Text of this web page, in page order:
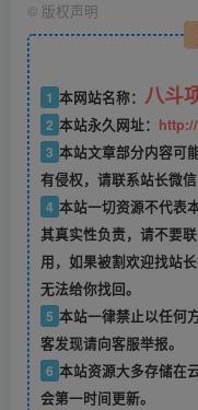
© 版权声明
1 本网站名称： 八斗
2 本站永久网址：
3 本站文章部分内容可
有侵权，请联系站长微
4 本站一切资源不代表
其真实性负责，请不要
用，如果被割欢迎找站
无法给你找回。
5 本站一律禁止以任何
客发现请向客服举报。
6 本站资源大多存储在
会第一时间更新。